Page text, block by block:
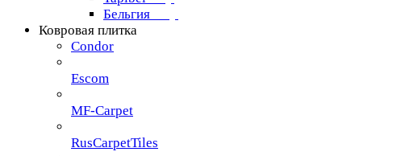
Бельгия
Ковровая плитка
Condor
Escom
MF-Carpet
RusCarpetTiles